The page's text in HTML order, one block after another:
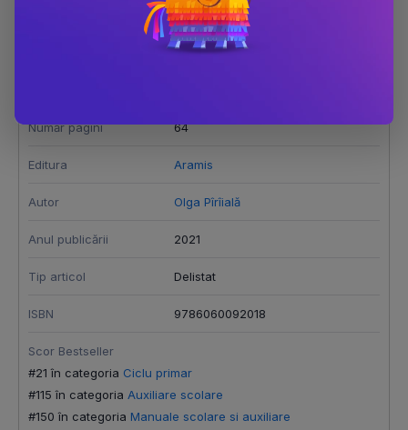
Prietenii ortogramelor (+8 ani)
Număr pagini 64
Editura Aramis
Autor Olga Pîrîială
Anul publicării 2021
Tip articol Delistat
ISBN 9786060092018
Scor Bestseller
#21 în categoria Ciclu primar
#115 în categoria Auxiliare scolare
#150 în categoria Manuale scolare si auxiliare